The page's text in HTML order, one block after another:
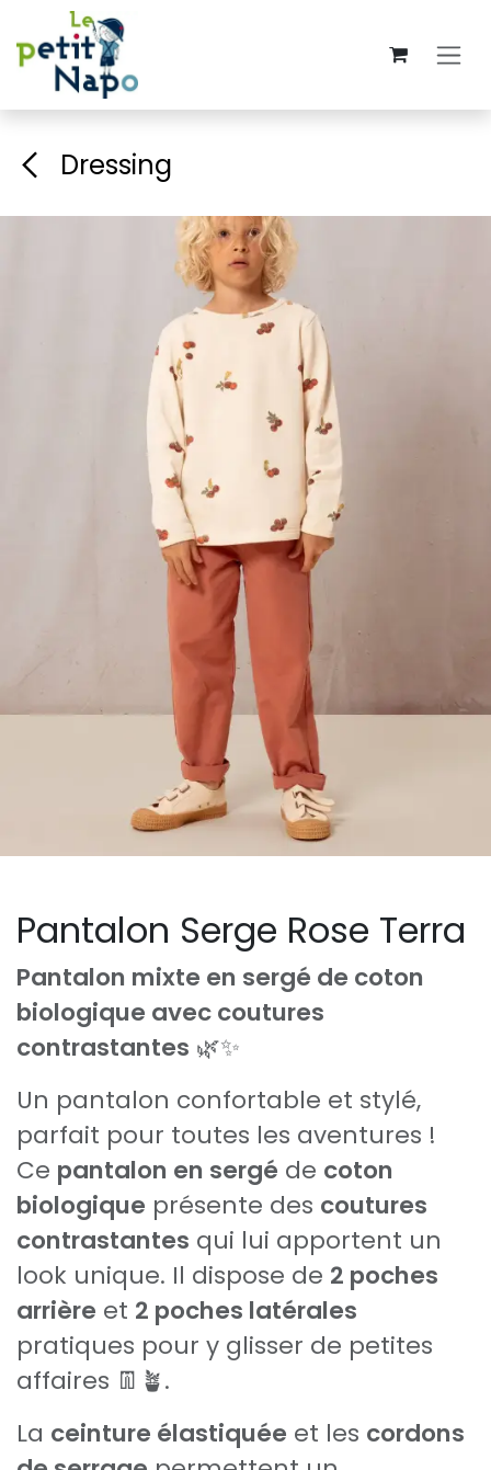
Overslaan naar inhoud
Dressing
Pantalon Serge Rose Terra
Pantalon mixte en sergé de coton
biologique avec coutures
contrastantes 🌿✨
Un pantalon confortable et stylé,
parfait pour toutes les aventures !
Ce pantalon en sergé de coton
biologique présente des coutures
contrastantes qui lui apportent un
look unique. Il dispose de 2 poches
arrière et 2 poches latérales
pratiques pour y glisser de petites
affaires 👖🪴.
La ceinture élastiquée et les cordons